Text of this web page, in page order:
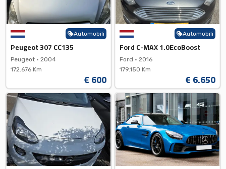
Automobili
Peugeot 307 CC135
Peugeot • 2004
172.676 Km
€ 600
Automobili
Ford C-MAX 1.0EcoBoost
Ford • 2016
179.150 Km
€ 6.650